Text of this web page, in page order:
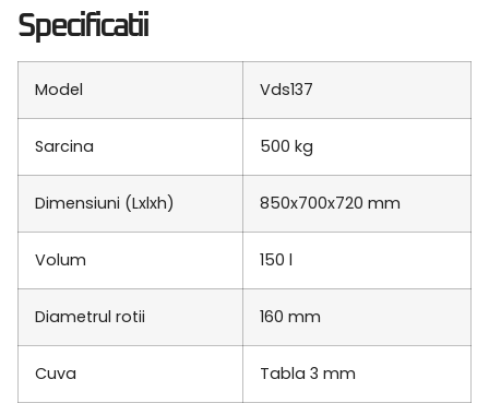
Specificatii
Model Vds137
Sarcina 500 kg
Dimensiuni (Lxlxh) 850x700x720 mm
Volum 150 l
Diametrul rotii 160 mm
Cuva Tabla 3 mm